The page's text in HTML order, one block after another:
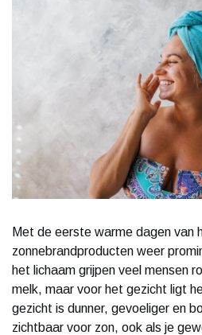
Met de eerste warme dagen van
zonnebrandproducten weer
het lichaam grijpen veel mensen
melk, maar voor het gezicht ligt
gezicht is dunner, gevoeliger en
zichtbaar voor zon, ook als je